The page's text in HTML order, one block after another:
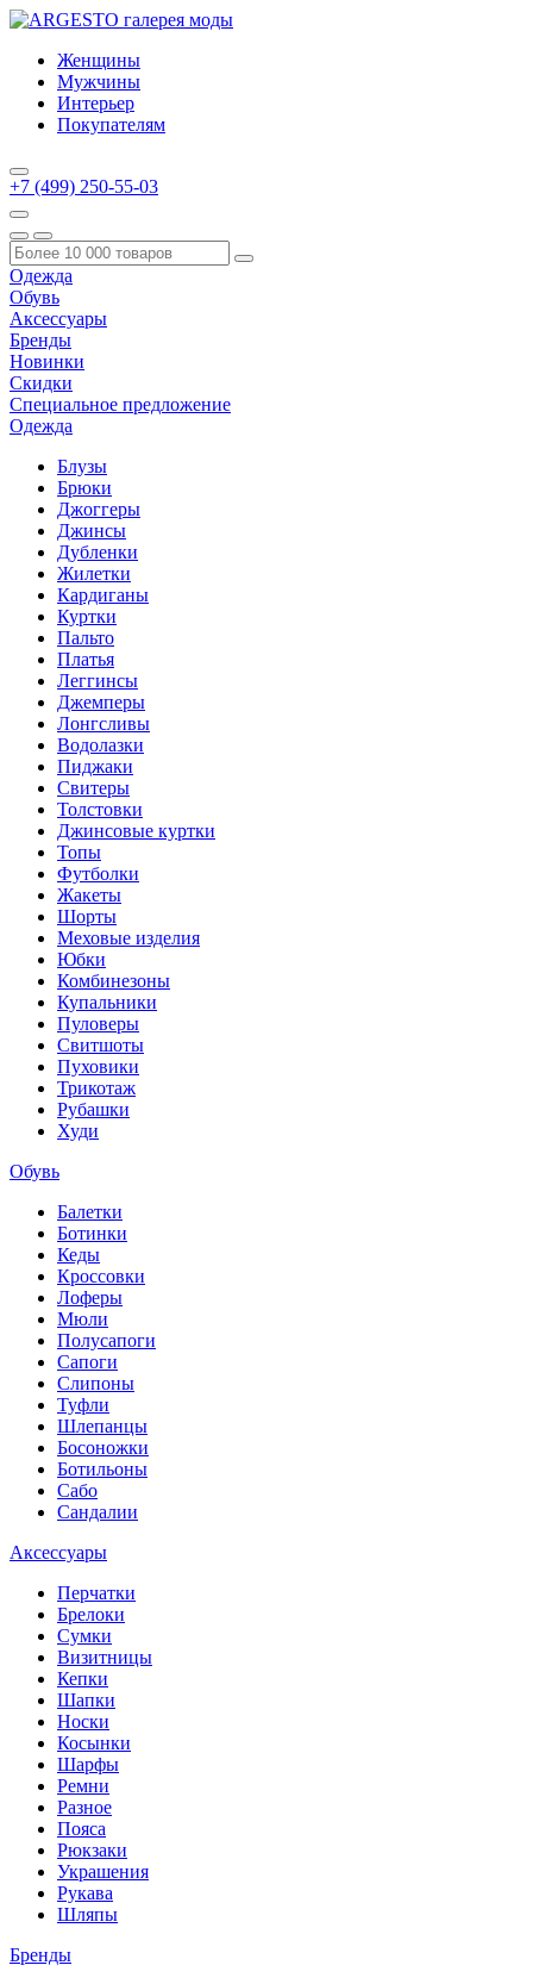
Женщины
Мужчины
Интерьер
Покупателям
+7 (499) 250-55-03
Одежда
Обувь
Аксессуары
Бренды
Новинки
Скидки
Специальное предложение
Одежда
Блузы
Брюки
Джоггеры
Джинсы
Дубленки
Жилетки
Кардиганы
Куртки
Пальто
Платья
Леггинсы
Джемперы
Лонгсливы
Водолазки
Пиджаки
Свитеры
Толстовки
Джинсовые куртки
Топы
Футболки
Жакеты
Шорты
Меховые изделия
Юбки
Комбинезоны
Купальники
Пуловеры
Свитшоты
Пуховики
Трикотаж
Рубашки
Худи
Обувь
Балетки
Ботинки
Кеды
Кроссовки
Лоферы
Мюли
Полусапоги
Сапоги
Слипоны
Туфли
Шлепанцы
Босоножки
Ботильоны
Сабо
Сандалии
Аксессуары
Перчатки
Брелоки
Сумки
Визитницы
Кепки
Шапки
Носки
Косынки
Шарфы
Ремни
Разное
Пояса
Рюкзаки
Украшения
Рукава
Шляпы
Бренды